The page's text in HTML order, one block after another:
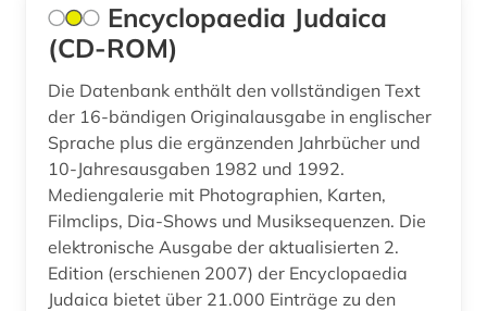
Encyclopaedia Judaica
(CD-ROM)
Die Datenbank enthält den vollständigen Text
der 16-bändigen Originalausgabe in englischer
Sprache plus die ergänzenden Jahrbücher und
10-Jahresausgaben 1982 und 1992.
Mediengalerie mit Photographien, Karten,
Filmclips, Dia-Shows und Musiksequenzen. Die
elektronische Ausgabe der aktualisierten 2.
Edition (erschienen 2007) der Encyclopaedia
Judaica bietet über 21.000 Einträge zu den